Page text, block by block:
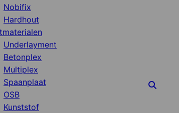
Nobifix
Hardhout
Underlayment
Betonplex
Multiplex
Spaanplaat
OSB
Kunststof